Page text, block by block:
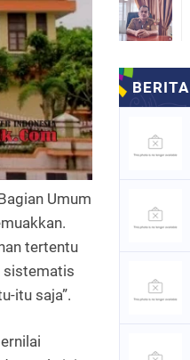
Umum
tertentu
sistematis
itu saja”.